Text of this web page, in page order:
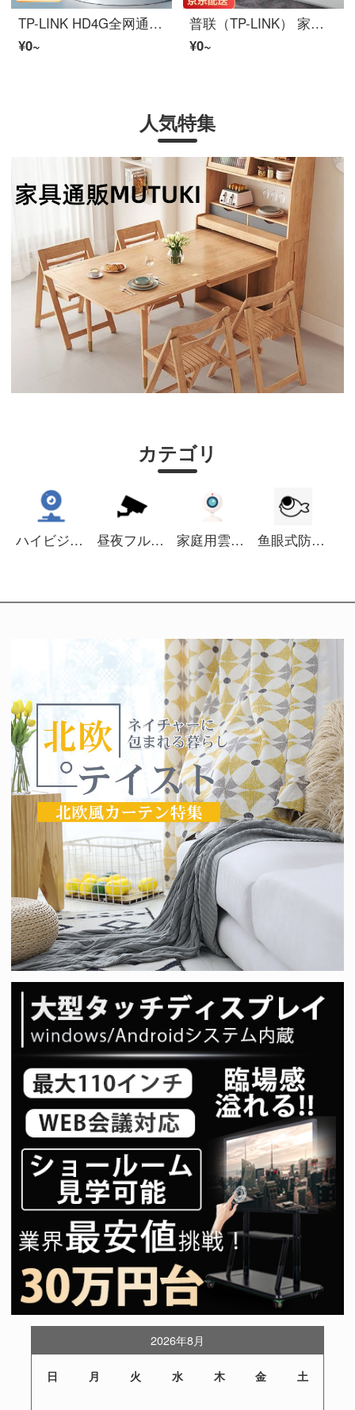
TP-LINK HD4G全网通監視室外防犯カメラ tplinkアウトドア防水雲台球机360パノラマビデオカメラインターネットリモートでIPC622C-A4G电源版
¥0~
普联（TP-LINK） 家用ワイヤレス監視防犯カメラ室外防水 400万HDインターネット5G双频WiFiフルカラー语音ビデオカメラ TL-IPC546F-A4-W11 不含メモリカード
¥0~
人気特集
カテゴリ
ハイビジョン防犯カメラ 昼夜フルカラー防犯カメラ 家庭用雲台機 鱼眼式防犯カメラ
2026年8月
日 月 火 水 木 金 土